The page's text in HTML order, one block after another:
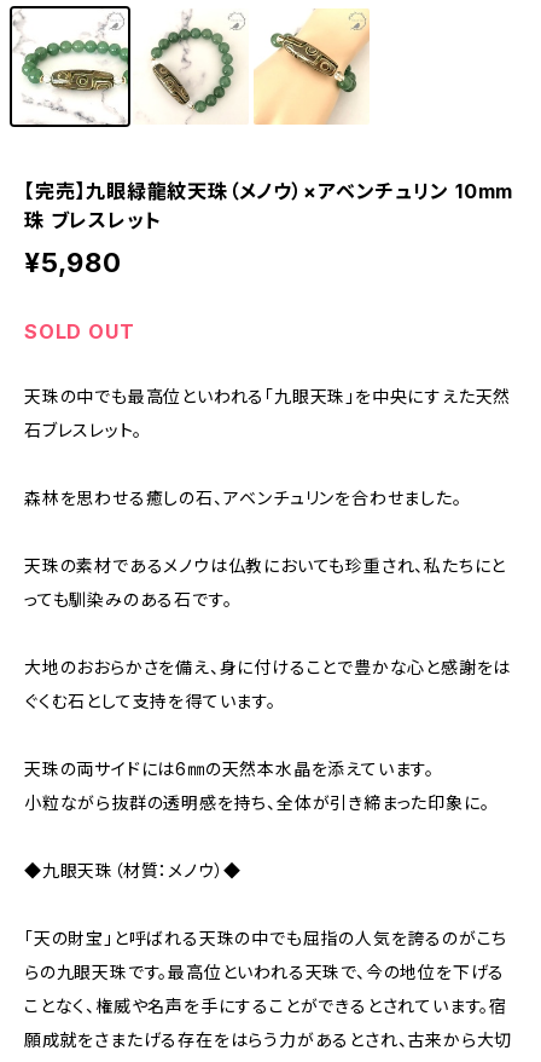
【完売】九眼緑龍紋天珠（メノウ）×アベンチュリン 10mm
珠 ブレスレット
¥5,980
SOLD OUT
天珠の中でも最高位といわれる「九眼天珠」を中央にすえた天然
石ブレスレット。
森林を思わせる癒しの石、アベンチュリンを合わせました。
天珠の素材であるメノウは仏教においても珍重され、私たちにと
っても馴染みのある石です。
大地のおおらかさを備え、身に付けることで豊かな心と感謝をは
ぐくむ石として支持を得ています。
天珠の両サイドには6㎜の天然本水晶を添えています。
小粒ながら抜群の透明感を持ち、全体が引き締まった印象に。
◆九眼天珠（材質：メノウ）◆
「天の財宝」と呼ばれる天珠の中でも屈指の人気を誇るのがこち
らの九眼天珠です。最高位といわれる天珠で、今の地位を下げる
ことなく、権威や名声を手にすることができるとされています。宿
願成就をさまたげる存在をはらう力があるとされ、古来から大切